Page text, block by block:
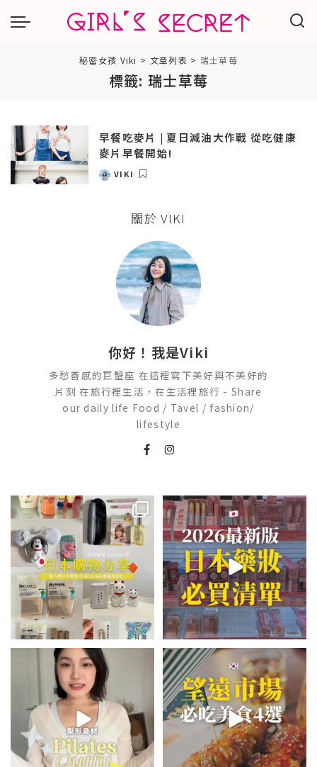
秘密女孩 Viki > 文章列表 > 瑞士草莓
標籤: 瑞士草莓
早餐吃麥片 | 夏日減油大作戰 從吃健康
麥片早餐開始!
POSTED
VIKI
關於 VIKI
你好！我是Viki
多愁善感的巨蟹座 在這裡寫下美好與不美好的
片刻 在旅行裡生活，在生活裡旅行 - Share
our daily life Food / Tavel / fashion/
lifestyle
💭留言「免費」傳日本藥妝店/百
貨/機場/Donki/折價券給你...
555 52
2026🇯🇵日本藥妝店必買什麼
日本最近紅什麼？...
123 20
💭留言「美背」傳🔗給你！
🏷️#吉推韓國 🇰🇷
...
49 20
\🇰🇷韓國望遠市場4家必吃美食
😋/
💭留言「望遠市場」傳地址給你
350 59